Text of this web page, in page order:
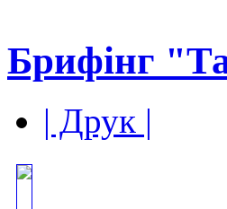
Брифінг
| Друк |